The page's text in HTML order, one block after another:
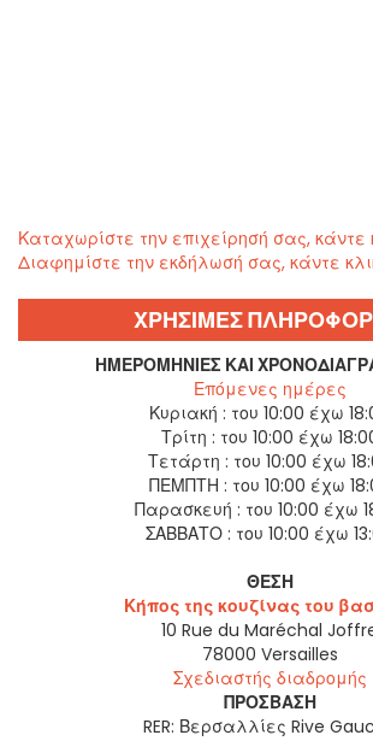
Καταχωρίστε την επιχείρησή σας, κάντε
Διαφημίστε την εκδήλωσή σας, κάντε
ΧΡΗΣΙΜΕΣ
ΗΜΕΡΟΜΗΝΊΕΣ ΚΑΙ
Επόμενες ημέρες
Κυριακή : του 10:00 έχω
Τρίτη : του 10:00 έχω
Τετάρτη : του 10:00 έχω
ΠΕΜΠΤΗ : του 10:00 έχω
Παρασκευή : του 10:00 έχω
ΣΑΒΒΑΤΟ : του 10:00 έχω
ΘΈΣΗ
Κήπος της κουζίνας του
10 Rue du Maréchal
78000 Versailles
Σχεδιαστής διαδρομής
ΠΡΌΣΒΑΣΗ
RER: Βερσαλλίες Rive